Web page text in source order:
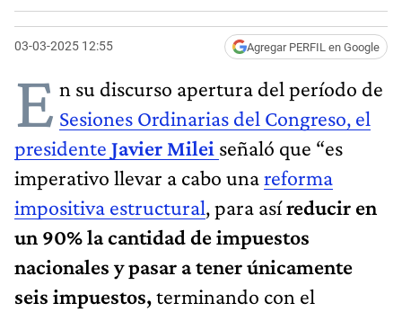
03-03-2025 12:55 Agregar PERFIL en Google
E n su discurso apertura del período de
Sesiones Ordinarias del Congreso, el
presidente Javier Milei señaló que “es
imperativo llevar a cabo unareforma
impositiva estructural, para asíreducir en
un 90% la cantidad de impuestos
nacionales y pasar a tener únicamente
seis impuestos,terminando con el